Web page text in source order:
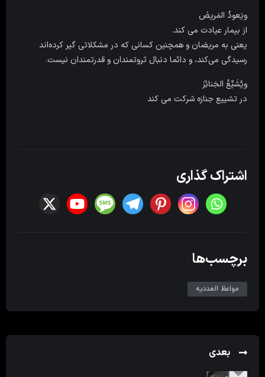
ویَعودُ المَریضَ
از بیمار عیادت مى کند.
یعنی به مریضان و همچنین کسانی که در مشکلاتی گیر کرده‌اند
رسیدگی می‌کند، و دائما دنبال ثروتمندان و قدرتمندان نیست.
ویُشَیِّعُ الجَنائِزَ
در تشییع جنازه شرکت مى کند
اشتراک گذاری
برچسب‌ها
مواعظ العددیه
بعدی